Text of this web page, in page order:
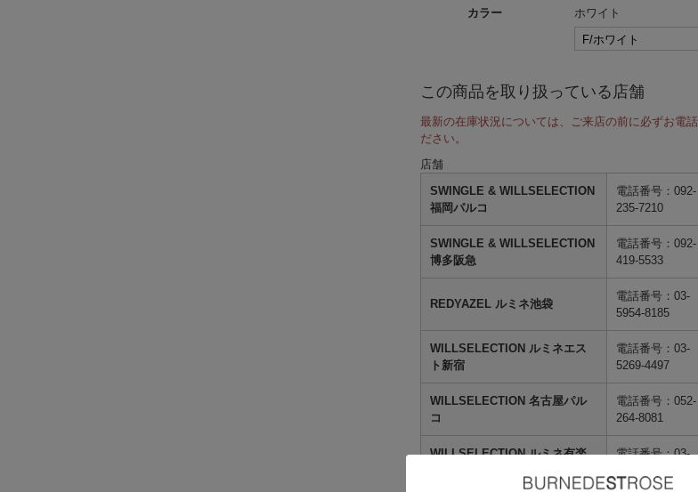
カラー
ホワイト
この商品を取り扱っている店舗
最新の在庫状況については、ご来店の前に必ずお電話
ださい。
店舗
SWINGLE & WILLSELECTION
福岡パルコ
電話番号：092-
235-7210
SWINGLE & WILLSELECTION
博多阪急
電話番号：092-
419-5533
REDYAZEL ルミネ池袋
電話番号：03-
5954-8185
WILLSELECTION ルミネエス
ト新宿
電話番号：03-
5269-4497
WILLSELECTION 名古屋パル
コ
電話番号：052-
264-8081
WILLSELECTION ルミネ有楽
電話番号：03-